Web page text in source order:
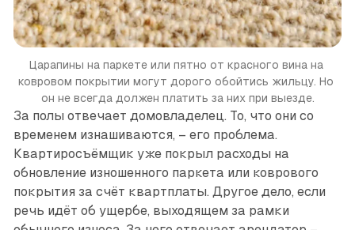
Царапины на паркете или пятно от красного вина на
ковровом покрытии могут дорого обойтись жильцу. Но
он не всегда должен платить за них при выезде.
За полы отвечает домовладелец. То, что они со
временем изнашиваются, – его проблема.
Квартиросъёмщик уже покрыл расходы на
обновление изношенного паркета или коврового
покрытия за счёт квартплаты. Другое дело, если
речь идёт об ущербе, выходящем за рамки